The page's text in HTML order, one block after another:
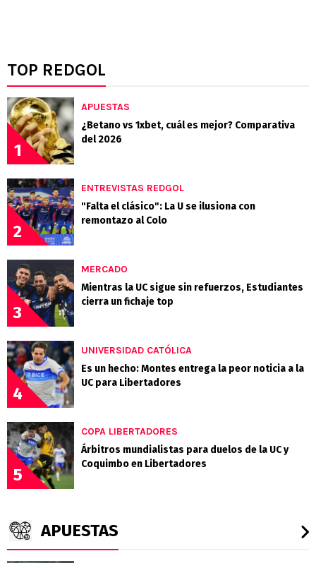
TOP REDGOL
1
APUESTAS
¿Betano vs 1xbet, cuál es mejor? Comparativa
del 2026
2
ENTREVISTAS REDGOL
"Falta el clásico": La U se ilusiona con
remontazo al Colo
3
MERCADO
Mientras la UC sigue sin refuerzos, Estudiantes
cierra un fichaje top
4
UNIVERSIDAD CATÓLICA
Es un hecho: Montes entrega la peor noticia a la
UC para Libertadores
5
COPA LIBERTADORES
Árbitros mundialistas para duelos de la UC y
Coquimbo en Libertadores
APUESTAS